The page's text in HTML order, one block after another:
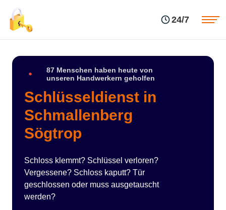
24/7
87 Menschen haben heute von
unseren Handwerkern geholfen
Schlüsseldienst in
Schmallenberg
Sögtrop
Schloss klemmt? Schlüssel verloren?
Vergessene? Schloss kaputt? Tür
geschlossen oder muss ausgetauscht
werden?